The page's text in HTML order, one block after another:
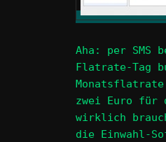
Aha: per SMS
Flatrate-Tag
zwei Euro für
wirklich
die Einwahl-